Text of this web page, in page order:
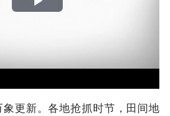
Play
更新。各地抢抓时节，田间地